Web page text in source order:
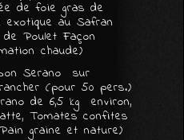
de foie gras de
exotique au Safran
Poulet Façon
chaude)
Serano sur
(pour 50 pers.)
de 6,5 kg environ,
Tomates confites
graine et nature)